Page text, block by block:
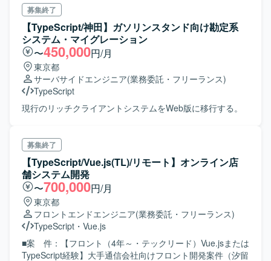
募集終了
【TypeScript/神田】ガソリンスタンド向け勘定系
システム・マイグレーション
〜450,000円/月
東京都
サーバサイドエンジニア(業務委託・フリーランス)
TypeScript
現行のリッチクライアントシステムをWeb版に移行する。
募集終了
【TypeScript/Vue.js(TL)/リモート】オンライン店
舗システム開発
〜700,000円/月
東京都
フロントエンドエンジニア(業務委託・フリーランス)
TypeScript ・ Vue.js
■案 件：【フロント（4年～・テックリード）Vue.jsまたは
TypeScript経験】大手通信会社向けフロント開発案件（汐留